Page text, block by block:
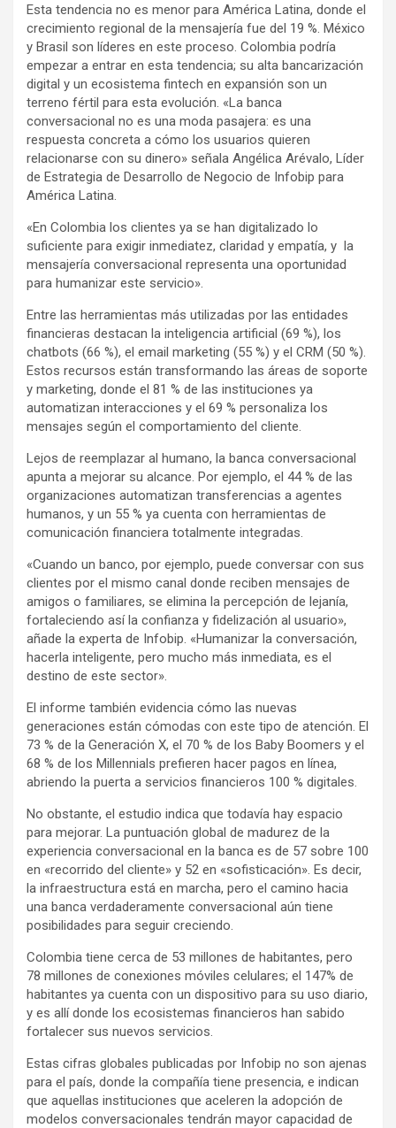
Esta tendencia no es menor para América Latina, donde el
crecimiento regional de la mensajería fue del 19 %. México
y Brasil son líderes en este proceso. Colombia podría
empezar a entrar en esta tendencia; su alta bancarización
digital y un ecosistema fintech en expansión son un
terreno fértil para esta evolución. «La banca
conversacional no es una moda pasajera: es una
respuesta concreta a cómo los usuarios quieren
relacionarse con su dinero» señala Angélica Arévalo, Líder
de Estrategia de Desarrollo de Negocio de Infobip para
América Latina.
«En Colombia los clientes ya se han digitalizado lo
suficiente para exigir inmediatez, claridad y empatía, y la
mensajería conversacional representa una oportunidad
para humanizar este servicio».
Entre las herramientas más utilizadas por las entidades
financieras destacan la inteligencia artificial (69 %), los
chatbots (66 %), el email marketing (55 %) y el CRM (50 %).
Estos recursos están transformando las áreas de soporte
y marketing, donde el 81 % de las instituciones ya
automatizan interacciones y el 69 % personaliza los
mensajes según el comportamiento del cliente.
Lejos de reemplazar al humano, la banca conversacional
apunta a mejorar su alcance. Por ejemplo, el 44 % de las
organizaciones automatizan transferencias a agentes
humanos, y un 55 % ya cuenta con herramientas de
comunicación financiera totalmente integradas.
«Cuando un banco, por ejemplo, puede conversar con sus
clientes por el mismo canal donde reciben mensajes de
amigos o familiares, se elimina la percepción de lejanía,
fortaleciendo así la confianza y fidelización al usuario»,
añade la experta de Infobip. «Humanizar la conversación,
hacerla inteligente, pero mucho más inmediata, es el
destino de este sector».
El informe también evidencia cómo las nuevas
generaciones están cómodas con este tipo de atención. El
73 % de la Generación X, el 70 % de los Baby Boomers y el
68 % de los Millennials prefieren hacer pagos en línea,
abriendo la puerta a servicios financieros 100 % digitales.
No obstante, el estudio indica que todavía hay espacio
para mejorar. La puntuación global de madurez de la
experiencia conversacional en la banca es de 57 sobre 100
en «recorrido del cliente» y 52 en «sofisticación». Es decir,
la infraestructura está en marcha, pero el camino hacia
una banca verdaderamente conversacional aún tiene
posibilidades para seguir creciendo.
Colombia tiene cerca de 53 millones de habitantes, pero
78 millones de conexiones móviles celulares; el 147% de
habitantes ya cuenta con un dispositivo para su uso diario,
y es allí donde los ecosistemas financieros han sabido
fortalecer sus nuevos servicios.
Estas cifras globales publicadas por Infobip no son ajenas
para el país, donde la compañía tiene presencia, e indican
que aquellas instituciones que aceleren la adopción de
modelos conversacionales tendrán mayor capacidad de